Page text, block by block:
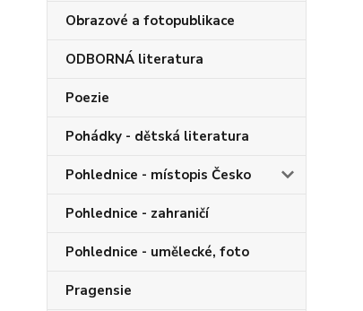
Obrazové a fotopublikace
ODBORNÁ literatura
Poezie
Pohádky - dětská literatura
Pohlednice - místopis Česko
Pohlednice - zahraničí
Pohlednice - umělecké, foto
Pragensie